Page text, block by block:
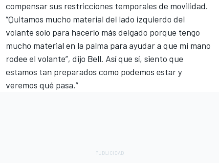
compensar sus restricciones temporales de movilidad.
“Quitamos mucho material del lado izquierdo del
volante solo para hacerlo más delgado porque tengo
mucho material en la palma para ayudar a que mi mano
rodee el volante”, dijo Bell. Así que sí, siento que
estamos tan preparados como podemos estar y
veremos qué pasa.”